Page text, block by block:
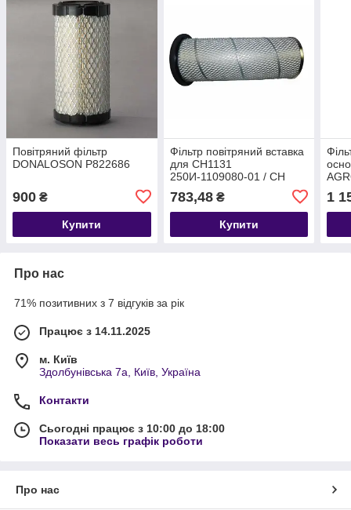
Повітряний фільтр
DONALOSON P822686
900 ₴
Купити
Фільтр повітряний вставка
для CH1131
250И-1109080-01 / CH
783,48₴
Купити
1
Про нас
71% позитивних з 7 відгуків за рік
Працює з 14.11.2025
м. Київ
Здолбунівська 7а, Київ, Україна
Контакти
Сьогодні працює з 10:00 до 18:00
Показати весь графік роботи
Про нас